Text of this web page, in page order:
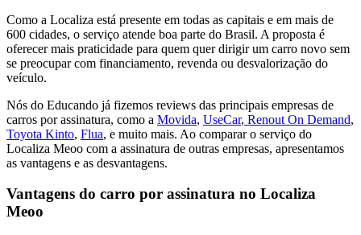
Como a Localiza está presente em todas as capitais e em mais de
600 cidades, o serviço atende boa parte do Brasil. A proposta é
oferecer mais praticidade para quem quer dirigir um carro novo sem
se preocupar com financiamento, revenda ou desvalorização do
veículo.
Nós do Educando já fizemos reviews das principais empresas de
carros por assinatura, como a Movida, UseCar, Renout On Demand,
Toyota Kinto, Flua, e muito mais. Ao comparar o serviço do
Localiza Meoo com a assinatura de outras empresas, apresentamos
as vantagens e as desvantagens.
Vantagens do carro por assinatura no Localiza
Meoo